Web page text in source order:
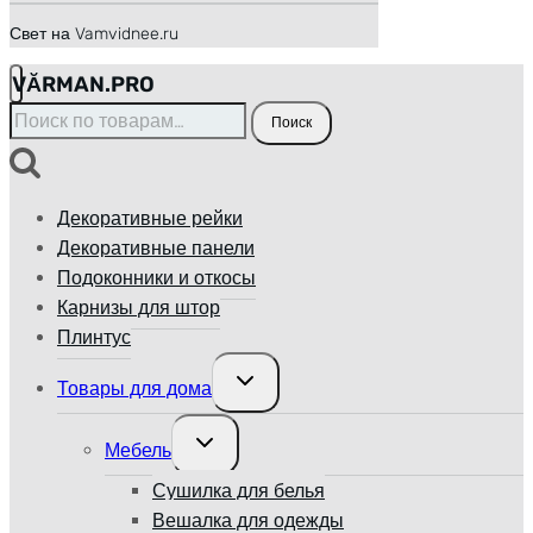
Свет на Vamvidnee.ru
VӐRMAN.PRO
Искать: Поиск
Декоративные рейки
Декоративные панели
Подоконники и откосы
Карнизы для штор
Плинтус
Товары для дома
Переключить
дочернее
Мебель
Переключить
дочернее
Сушилка для белья
Вешалка для одежды